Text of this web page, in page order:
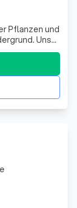
Pflanzen und
Unser
und